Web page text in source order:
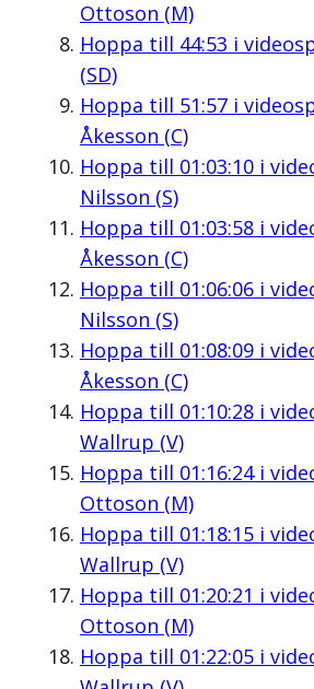
Ottoson (M)
Hoppa till 44:53 i
(SD)
Hoppa till 51:57i
Åkesson (C)
Hoppa till 01:03:10i
Nilsson (S)
Hoppa till 01:03:58i
Åkesson (C)
Hoppa till 01:06:06i
Nilsson (S)
Hoppa till 01:08:09i
Åkesson (C)
Hoppa till 01:10:28i
Wallrup (V)
Hoppa till 01:16:24i
Ottoson (M)
Hoppa till 01:18:15i
Wallrup (V)
Hoppa till 01:20:21 i
Ottoson (M)
Hoppa till 01:22:05i